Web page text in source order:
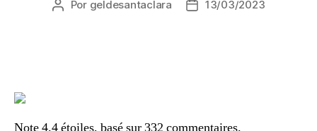
Autor
Por geldesantaclara
Data13/03/2023